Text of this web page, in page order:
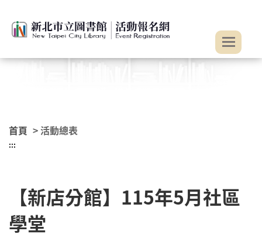
首頁 > 活動總表
:::
【新店分館】115年5月社區
學堂